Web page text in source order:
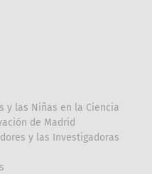
y las Niñas en la Ciencia
de Madrid
y las Investigadoras